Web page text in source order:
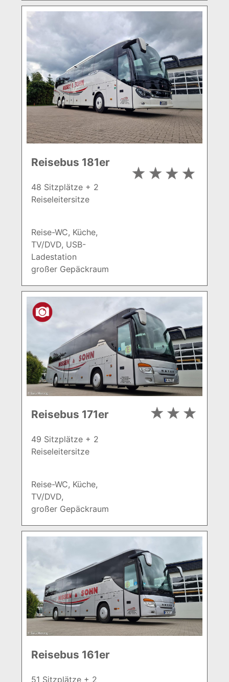
Reisebus 181er
48 Sitzplätze + 2
Reiseleitersitze
Reise-WC, Küche,
TV/DVD, USB-
Ladestation
großer Gepäckraum
Reisebus 171er
49 Sitzplätze + 2
Reiseleitersitze
Reise-WC, Küche,
TV/DVD,
großer Gepäckraum
Reisebus 161er
51 Sitzplätze + 2